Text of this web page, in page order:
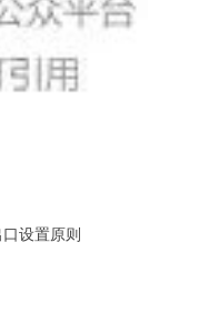
设置原则